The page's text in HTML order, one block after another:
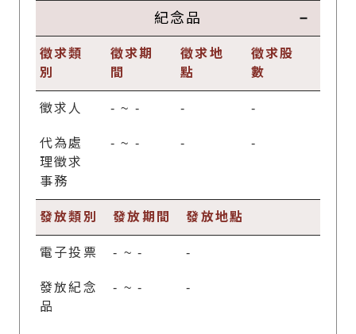
紀念品
徵求類
別
徵求期
間
徵求地
點
徵求股
數
徵求人 - ~ - - -
代為處
理徵求
事務
- ~ - - -
發放類別 發放期間 發放地點
電子投票 - ~- -
發放紀念
品
- ~- -